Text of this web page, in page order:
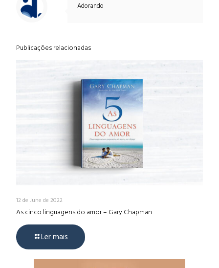
Adorando
Publicações relacionadas
12 de June de 2022
As cinco linguagens do amor – Gary Chapman
Ler mais